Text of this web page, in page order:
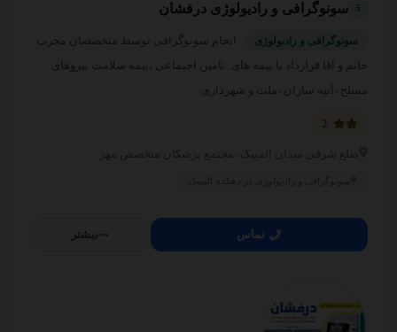
5 سونوگرافی و رادیولوژی درفشان
سونوگرافی و رادیولوژی
انجام سونوگرافی توسط متخصصان مجرب
خانم و اقا قرارداد با بیمه های: تامین اجتماعی ،بیمه سلامت نیروهای
مسلح ،آتیه سازان ،ملت و شهرداری
تماس بیشتر